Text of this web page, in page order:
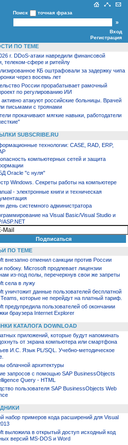
Поиск точная фраза
Вход
Регистрация
ПО ТЕМЕ
г. DDoS-атаки навредили финансовой
телеком-сфере и ритейлу
КБ оштрафовали за задержку чипа
через восемь лет
России прорабатывает рамочный
по регулированию ИИ
атакуют российские больницы. Врачей
письмами с троянами
прокачивают мягкие навыки, работодатели
SUBSCRIBE.RU
технологии: CASE, RAD, ERP,
компьютерных сетей и защита
Oracle "с нуля"
Windows. Секреты работы на компьютере
- электронные книги и техническая
день системного администратора
на Visual Basic/Visual Studio и
ASP.NET
ПО ТЕМЕ
внезапно отменил санкции против России
побоку. Microsoft продлевает лицензии
из-под полы, перечеркнув свои же запреты
села в лужу
уничтожит данные пользователей бесплатной
которые не перейдут на платный тариф.
предупредила пользователей об окончании
браузера Internet Explorer
КАТАЛОГА DOWNLOAD
приложений, которые будут напоминать
от экрана компьютера или смартфона
И.С. Язык PL/SQL. Учебно-методическое
облачной архитектуры
запросов с помощью SAP BusinessObjects
Query - HTML
пользователя SAP BusinessObjects Web
набор примеров кода расширений для Visual
выложила в открытый доступ исходный код
версий MS-DOS и Word